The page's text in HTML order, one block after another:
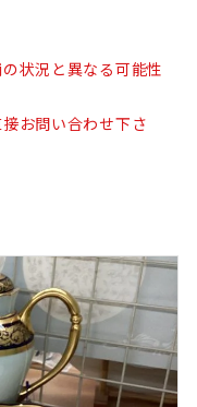
状況と異なる可能性
お問い合わせ下さ